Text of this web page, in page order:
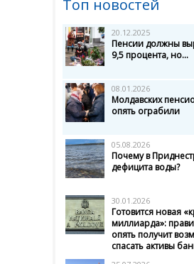
Топ новостей
20.12.2025
Пенсии должны
9,5 процента, но...
08.01.2026
Молдавских
опять ограбили
05.08.2026
Почему в
дефицита воды?
30.01.2026
Готовится новая
миллиарда»:
опять получит
спасать активы